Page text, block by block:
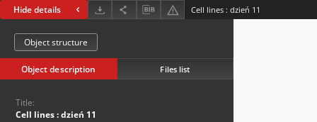
Hide details Cell lines : dzień 11
Object structure
Object description Files list
Title:
Cell lines : dzień 11